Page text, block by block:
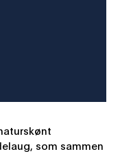
som sammen